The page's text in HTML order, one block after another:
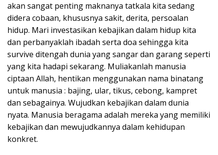
akan sangat penting maknanya tatkala kita sedang
didera cobaan, khususnya sakit, derita, persoalan
hidup. Mari investasikan kebajikan dalam hidup kita
dan perbanyaklah ibadah serta doa sehingga kita
survive ditengah dunia yang sangar dan garang seperti
yang kita hadapi sekarang. Muliakanlah manusia
ciptaan Allah, hentikan menggunakan nama binatang
untuk manusia : bajing, ular, tikus, cebong, kampret
dan sebagainya. Wujudkan kebajikan dalam dunia
nyata. Manusia beragama adalah mereka yang memiliki
kebajikan dan mewujudkannya dalam kehidupan
konkret.